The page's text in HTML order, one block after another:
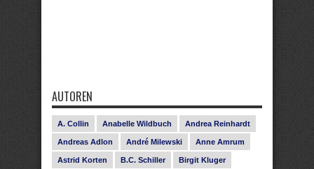
AUTOREN
A. Collin Anabelle Wildbuch Andrea Reinhardt
Andreas Adlon André Milewski Anne Amrum
Astrid Korten B.C. Schiller Birgit Kluger